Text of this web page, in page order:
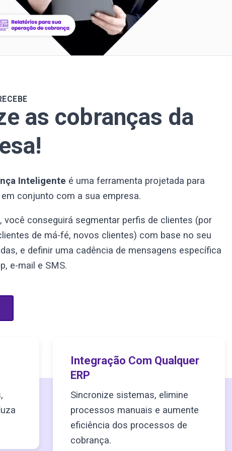
as cobranças da
Inteligente é uma ferramenta projetada para
conjunto com a sua empresa.
você conseguirá segmentar perfis de clientes (por
de má-fé, novos clientes) com base no seu
e definir uma cadência de mensagens específica
e-mail e SMS.
Integração Com Qualquer
ERP
Sincronize sistemas, elimine
processos manuais e aumente
eficiência dos processos de
cobrança.